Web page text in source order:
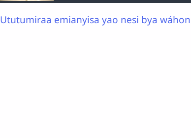
Ututumiraa emianyisa yao nesi bya